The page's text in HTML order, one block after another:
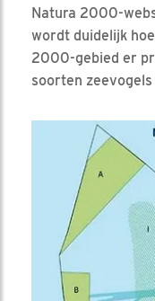
Natura 2000-
wordt duidelijk
2000-gebied er
soorten